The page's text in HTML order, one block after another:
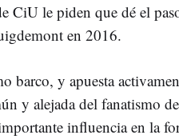
CiU le piden que dé el
en 2016.
barco, y apuesta
y alejada del fanatismo de
influencia en la